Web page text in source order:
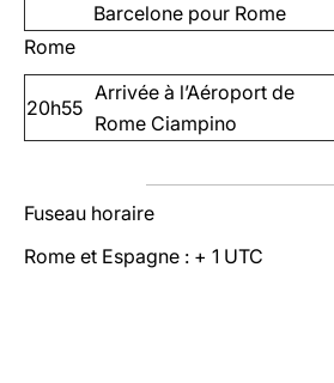
Barcelone pour Rome
Rome
20h55
Arrivée à l’Aéroport de
Rome Ciampino
Fuseau horaire
Rome et Espagne : + 1 UTC